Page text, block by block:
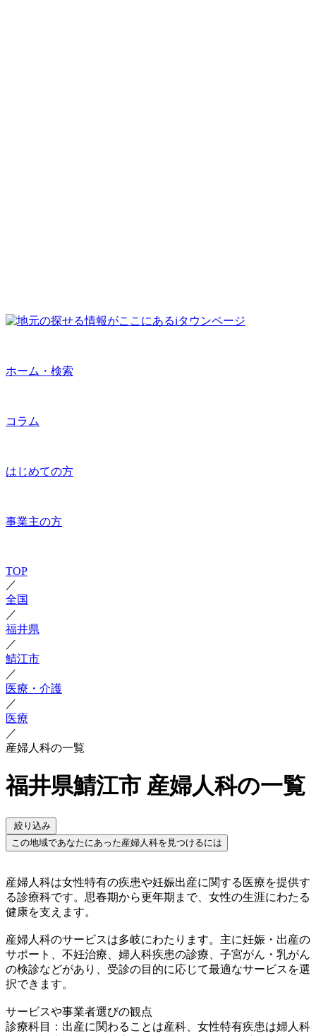
ホーム・検索
コラム
はじめての方
事業主の方
TOP
／
全国
／
福井県
／
鯖江市
／
医療・介護
／
医療
／
産婦人科の一覧
福井県鯖江市 産婦人科の一覧
絞り込み
この地域であなたにあった産婦人科を見つけるには
産婦人科は女性特有の疾患や妊娠出産に関する医療を提供す
る診療科です。思春期から更年期まで、女性の生涯にわたる
健康を支えます。
産婦人科のサービスは多岐にわたります。主に妊娠・出産の
サポート、不妊治療、婦人科疾患の診療、子宮がん・乳がん
の検診などがあり、受診の目的に応じて最適なサービスを選
択できます。
サービスや事業者選びの観点
診療科目：出産に関わることは産科、女性特有疾患は婦人科